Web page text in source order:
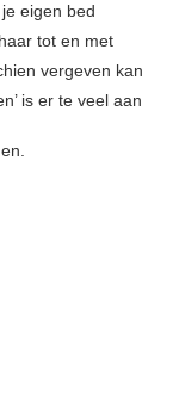
eigen bed
tot en met
vergeven kan
is er te veel aan